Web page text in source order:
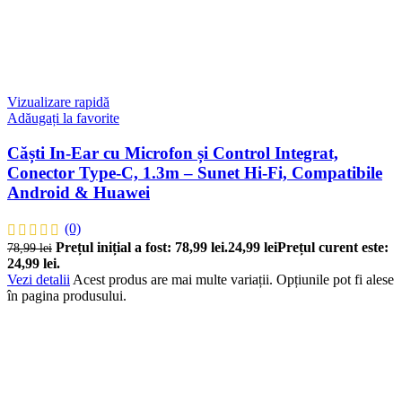
Vizualizare rapidă
Adăugați la favorite
Căști In-Ear cu Microfon și Control Integrat,
Conector Type-C, 1.3m – Sunet Hi-Fi, Compatibile
Android & Huawei
(0)
78,99lei Prețul inițial a fost: 78,99 lei.24,99 leiPrețul curent este:
24,99 lei.
Vezi detalii Acest produs are mai multe variații. Opțiunile pot fi alese
în pagina produsului.